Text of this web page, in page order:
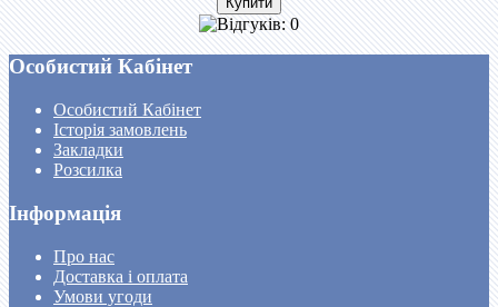
Особистий Кабінет
Особистий Кабінет
Історія замовлень
Закладки
Розсилка
Інформація
Про нас
Доставка і оплата
Умови угоди